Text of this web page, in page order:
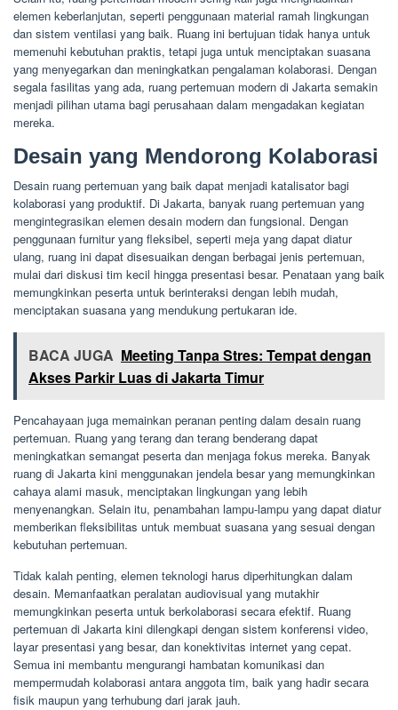
elemen keberlanjutan, seperti penggunaan material ramah lingkungan
dan sistem ventilasi yang baik. Ruang ini bertujuan tidak hanya untuk
memenuhi kebutuhan praktis, tetapi juga untuk menciptakan suasana
yang menyegarkan dan meningkatkan pengalaman kolaborasi. Dengan
segala fasilitas yang ada, ruang pertemuan modern di Jakarta semakin
menjadi pilihan utama bagi perusahaan dalam mengadakan kegiatan
mereka.
Desain yang Mendorong Kolaborasi
Desain ruang pertemuan yang baik dapat menjadi katalisator bagi
kolaborasi yang produktif. Di Jakarta, banyak ruang pertemuan yang
mengintegrasikan elemen desain modern dan fungsional. Dengan
penggunaan furnitur yang fleksibel, seperti meja yang dapat diatur
ulang, ruang ini dapat disesuaikan dengan berbagai jenis pertemuan,
mulai dari diskusi tim kecil hingga presentasi besar. Penataan yang baik
memungkinkan peserta untuk berinteraksi dengan lebih mudah,
menciptakan suasana yang mendukung pertukaran ide.
BACA JUGA Meeting Tanpa Stres: Tempat dengan
Akses Parkir Luas di Jakarta Timur
Pencahayaan juga memainkan peranan penting dalam desain ruang
pertemuan. Ruang yang terang dan terang benderang dapat
meningkatkan semangat peserta dan menjaga fokus mereka. Banyak
ruang di Jakarta kini menggunakan jendela besar yang memungkinkan
cahaya alami masuk, menciptakan lingkungan yang lebih
menyenangkan. Selain itu, penambahan lampu-lampu yang dapat diatur
memberikan fleksibilitas untuk membuat suasana yang sesuai dengan
kebutuhan pertemuan.
Tidak kalah penting, elemen teknologi harus diperhitungkan dalam
desain. Memanfaatkan peralatan audiovisual yang mutakhir
memungkinkan peserta untuk berkolaborasi secara efektif. Ruang
pertemuan di Jakarta kini dilengkapi dengan sistem konferensi video,
layar presentasi yang besar, dan konektivitas internet yang cepat.
Semua ini membantu mengurangi hambatan komunikasi dan
mempermudah kolaborasi antara anggota tim, baik yang hadir secara
fisik maupun yang terhubung dari jarak jauh.